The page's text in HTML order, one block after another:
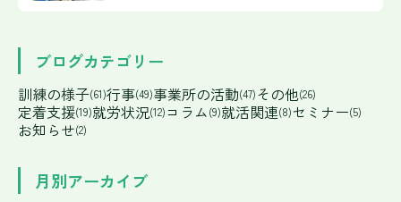
ブログカテゴリー
訓練の様子(61)行事(49)事業所の活動(47)その他(26)
定着支援(19)就労状況(12)コラム(9)就活関連(8)セミナー(5)
お知らせ(2)
月別アーカイブ